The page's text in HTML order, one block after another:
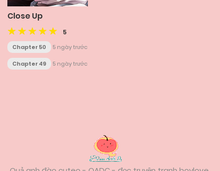
Close Up
5
Chapter 50 5 ngày trước
Chapter 49 5 ngày trước